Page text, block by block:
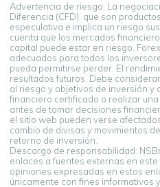
Advertencia de riesgo: La
Diferencia (CFD), que son
especulativa e implica un riesgo
cuenta que los mercados
capital puede estar en riesgo.
adecuados para todos los
pueda permitirse perder. El
resultados futuros. Debe
al riesgo y objetivos de inversión y
financiero certificado o realizar
antes de tomar decisiones
el sitio web pueden verse
cambio de divisas y movimientos
retorno de inversión.
Descargo de responsabilidad:
enlaces a fuentes externas en
opiniones expresadas en estos
únicamente con fines informativos